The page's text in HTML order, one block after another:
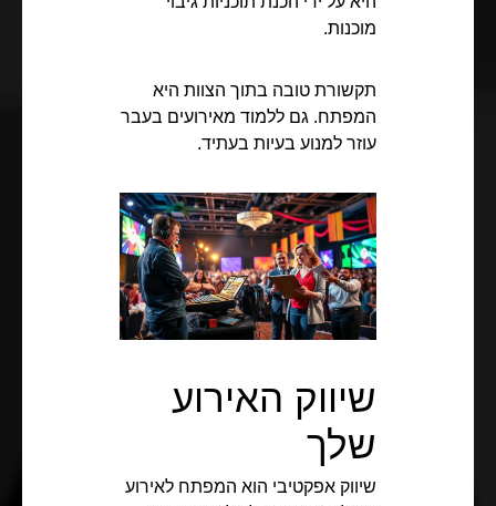
מוכנות.
תקשורת טובה בתוך הצוות היא
המפתח. גם ללמוד מאירועים בעבר
עוזר למנוע בעיות בעתיד.
שיווק האירוע
שלך
שיווק אפקטיבי הוא המפתח לאירוע